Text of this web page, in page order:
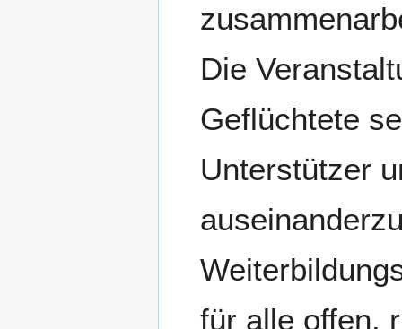
Die
Geflüchtete
Unterstützer
für alle offen,